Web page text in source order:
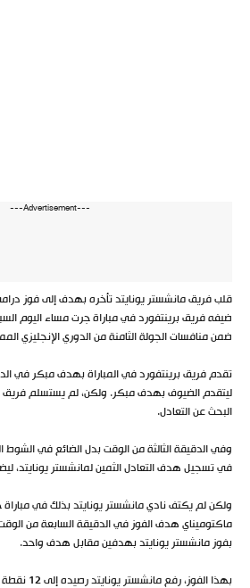
---Advertisement---
ضيفه فريق برينتفورد في مباراة جرت مساء اليوم
ضمن منافسات الجولة الثامنة من الدوري الإنجليزي
ليتقدم الضيوف بهدف مبكر. ولكن، لم يستسلم فريق
البحث عن التعادل.
وفي الدقيقة الثالثة من الوقت بدل الضائع في
في تسجيل هدف التعادل الثمين لمانشستر يونايتد، ليضع
ولكن لم يكتف نادي مانشستر يونايتد بذلك في
ماكتوميناي هدف الفوز في الدقيقة السابعة من الوقت
بفوز مانشستر يونايتد بهدفين مقابل هدف واحد.
بهذا